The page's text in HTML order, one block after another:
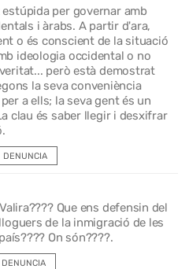
per governar amb
i àrabs. A partir d'ara,
o és conscient de la situació
ideologia occidental o no
però està demostrat
la seva conveniència
a ells; la seva gent és un
clau és saber llegir i desxifrar
DENUNCIA
Que ens defensin del
de la inmigració de les
On són????.
DENUNCIA